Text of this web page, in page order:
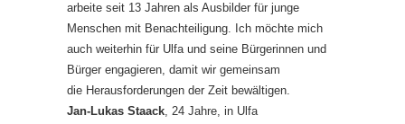
arbeite seit 13 Jahren als Ausbilder für junge
Menschen mit Benachteiligung. Ich möchte mich
auch weiterhin für Ulfa und seine Bürgerinnen und
Bürger engagieren, damit wir gemeinsam
die Herausforderungen der Zeit bewältigen.
Jan-Lukas Staack, 24 Jahre, in Ulfa